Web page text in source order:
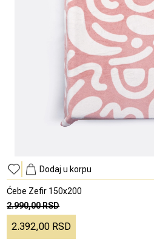
Dodaj u korpu
Ćebe Zefir 150x200
2.990,00 RSD
2.392,00 RSD